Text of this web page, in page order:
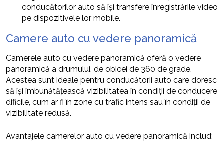
conducătorilor auto să își transfere înregistrările video
pe dispozitivele lor mobile.
Camere auto cu vedere panoramică
Camerele auto cu vedere panoramică oferă o vedere
panoramică a drumului, de obicei de 360 de grade.
Acestea sunt ideale pentru conducătorii auto care doresc
să își îmbunătățească vizibilitatea în condiții de conducere
dificile, cum ar fi în zone cu trafic intens sau în condiții de
vizibilitate redusă.
Avantajele camerelor auto cu vedere panoramică includ: